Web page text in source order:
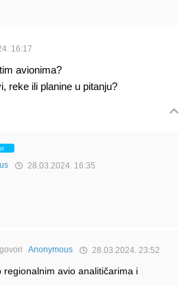
16:17
avionima?
reke ili planine u pitanju?
28.03.2024. 16:35
Anonymous 28.03.2024. 23:52
regionalnim avio analitičarima i